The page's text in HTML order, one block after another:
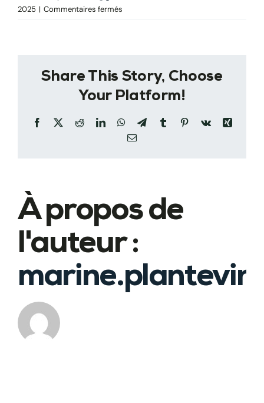
2025 | Commentaires fermés
Share This Story, Choose
Your Platform!
Facebook
X RedditLinkedInWhatsApp
TelegramTumblrPinterest
Vk
Xing
Email
À propos de
l'auteur :